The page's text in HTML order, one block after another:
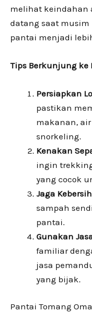
melihat keindahan
datang saat
pantai menjadi
Tips Berkunjung ke
Persiapkan
pastikan
makanan,
snorkeling.
Kenakan
ingin
yang cocok
Jaga
sampah
pantai.
Gunakan
familiar
jasa
yang bijak.
Pantai Tomang